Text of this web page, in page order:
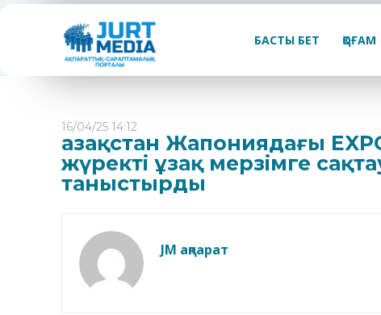
БАСТЫ БЕТ ҚОҒАМ
16/04/25 14:12
Қазақстан Жапониядағы
жүректі ұзақ мерзімге
таныстырды
JM ақпарат